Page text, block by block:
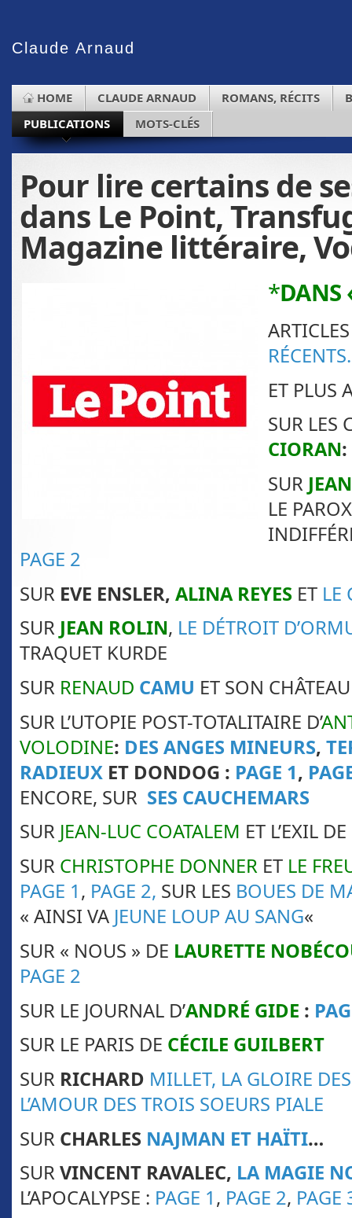
Claude Arnaud
HOME CLAUDE ARNAUD ROMANS, RÉCITS
PUBLICATIONS
MOTS-CLÉS
Pour lire certains de
dans Le Point,
Magazine littéraire,
*DANS
ET PLUS
SUR LES
CIORAN:
SUR
LE
PAGE 2
SUR EVE ENSLER, ALINA REYES ET LE
SUR JEAN ROLIN, LE DÉTROIT
TRAQUET KURDE
SUR RENAUD CAMU ET SON CHÂTEAU
SUR L’UTOPIE POST-TOTALITAIRE D’
VOLODINE: DES ANGES MINEURS,
RADIEUX ET DONDOG : PAGE 1,
ENCORE, SUR SES CAUCHEMARS
SUR JEAN-LUC COATALEM ET L’EXIL DE
SUR CHRISTOPHE DONNER ET LE
PAGE 1, PAGE 2, SUR LES BOUES DE
« AINSI VA JEUNE LOUP AU SANG«
SUR « NOUS » DE LAURETTE
PAGE 2
SUR LE JOURNAL D’ANDRÉ GIDE :
SUR LE PARIS DE CÉCILE GUILBERT
SUR RICHARD MILLET, LA GLOIRE
L’AMOUR DES TROIS SOEURS PIALE
SUR CHARLES NAJMAN ET HAÏTI…
SURVINCENT RAVALEC, LA MAGIE
L’APOCALYPSE : PAGE 1, PAGE 2, PAGE